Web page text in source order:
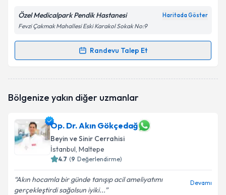
Özel Medicalpark Pendik Hastanesi Haritada Göster
Fevzi Çakmak Mahallesi Eski Karakol Sokak No:9
Randevu Talep Et
Randevu Takvimi Talebi
oluşturun. Size bu uzmandan randevu almanız için bir
E-posta Adresiniz
Kişisel verilerimin işlenmesine ilişkinAydınlatma
Metni'ni okudum ve kişisel verilerimin belirtilen
Bölgenize yakın diğer uzmanlar
Op. Dr. Akın Gökçedağ
Beyin ve Sinir Cerrahisi
İstanbul, Maltepe
4.7 (9 Değerlendirme)
Akın hocamla bir günde tanışıp acil ameliyatımı
gerçekleştirdi sağolsun iyiki...
Devamı